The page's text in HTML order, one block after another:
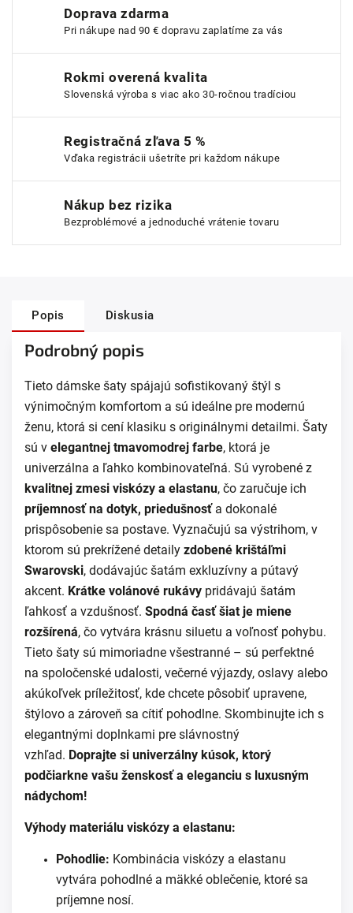
Doprava zdarma
Pri nákupe nad 90 € dopravu zaplatíme za vás
Rokmi overená kvalita
Slovenská výroba s viac ako 30-ročnou tradíciou
Registračná zľava 5 %
Vďaka registrácii ušetríte pri každom nákupe
Nákup bez rizika
Bezproblémové a jednoduché vrátenie tovaru
Popis Diskusia
Podrobný popis
Tieto dámske šaty spájajú sofistikovaný štýl s
výnimočným komfortom a sú ideálne pre modernú
ženu, ktorá si cení klasiku s originálnymi detailmi. Šaty
sú v elegantnej tmavomodrej farbe, ktorá je
univerzálna a ľahko kombinovateľná. Sú vyrobené z
kvalitnej zmesi viskózy a elastanu, čo zaručuje ich
príjemnosť na dotyk, priedušnosťa dokonalé
prispôsobenie sa postave. Vyznačujú sa výstrihom, v
ktorom sú prekrížené detaily zdobené krištáľmi
Swarovski, dodávajúc šatám exkluzívny a pútavý
akcent. Krátke volánové rukávy pridávajú šatám
ľahkosť a vzdušnosť. Spodná časť šiat je miene
rozšírená, čo vytvára krásnu siluetu a voľnosť pohybu.
Tieto šaty sú mimoriadne všestranné – sú perfektné
na spoločenské udalosti, večerné výjazdy, oslavy alebo
akúkoľvek príležitosť, kde chcete pôsobiť upravene,
štýlovo a zároveň sa cítiť pohodlne. Skombinujte ich s
elegantnými doplnkami pre slávnostný
vzhľad. Doprajte si univerzálny kúsok, ktorý
podčiarkne vašu ženskosť a eleganciu s luxusným
nádychom!
Výhody materiálu viskózy a elastanu:
Pohodlie: Kombinácia viskózy a elastanu
vytvára pohodlné a mäkké oblečenie, ktoré sa
príjemne nosí.